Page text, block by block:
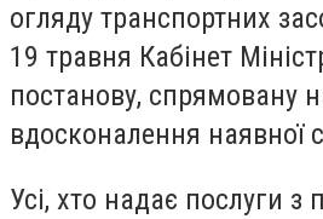
огляду транспортних
19 травня Кабінет
постанову, спрямовану
вдосконалення наявної
Усі, хто надає послуги з